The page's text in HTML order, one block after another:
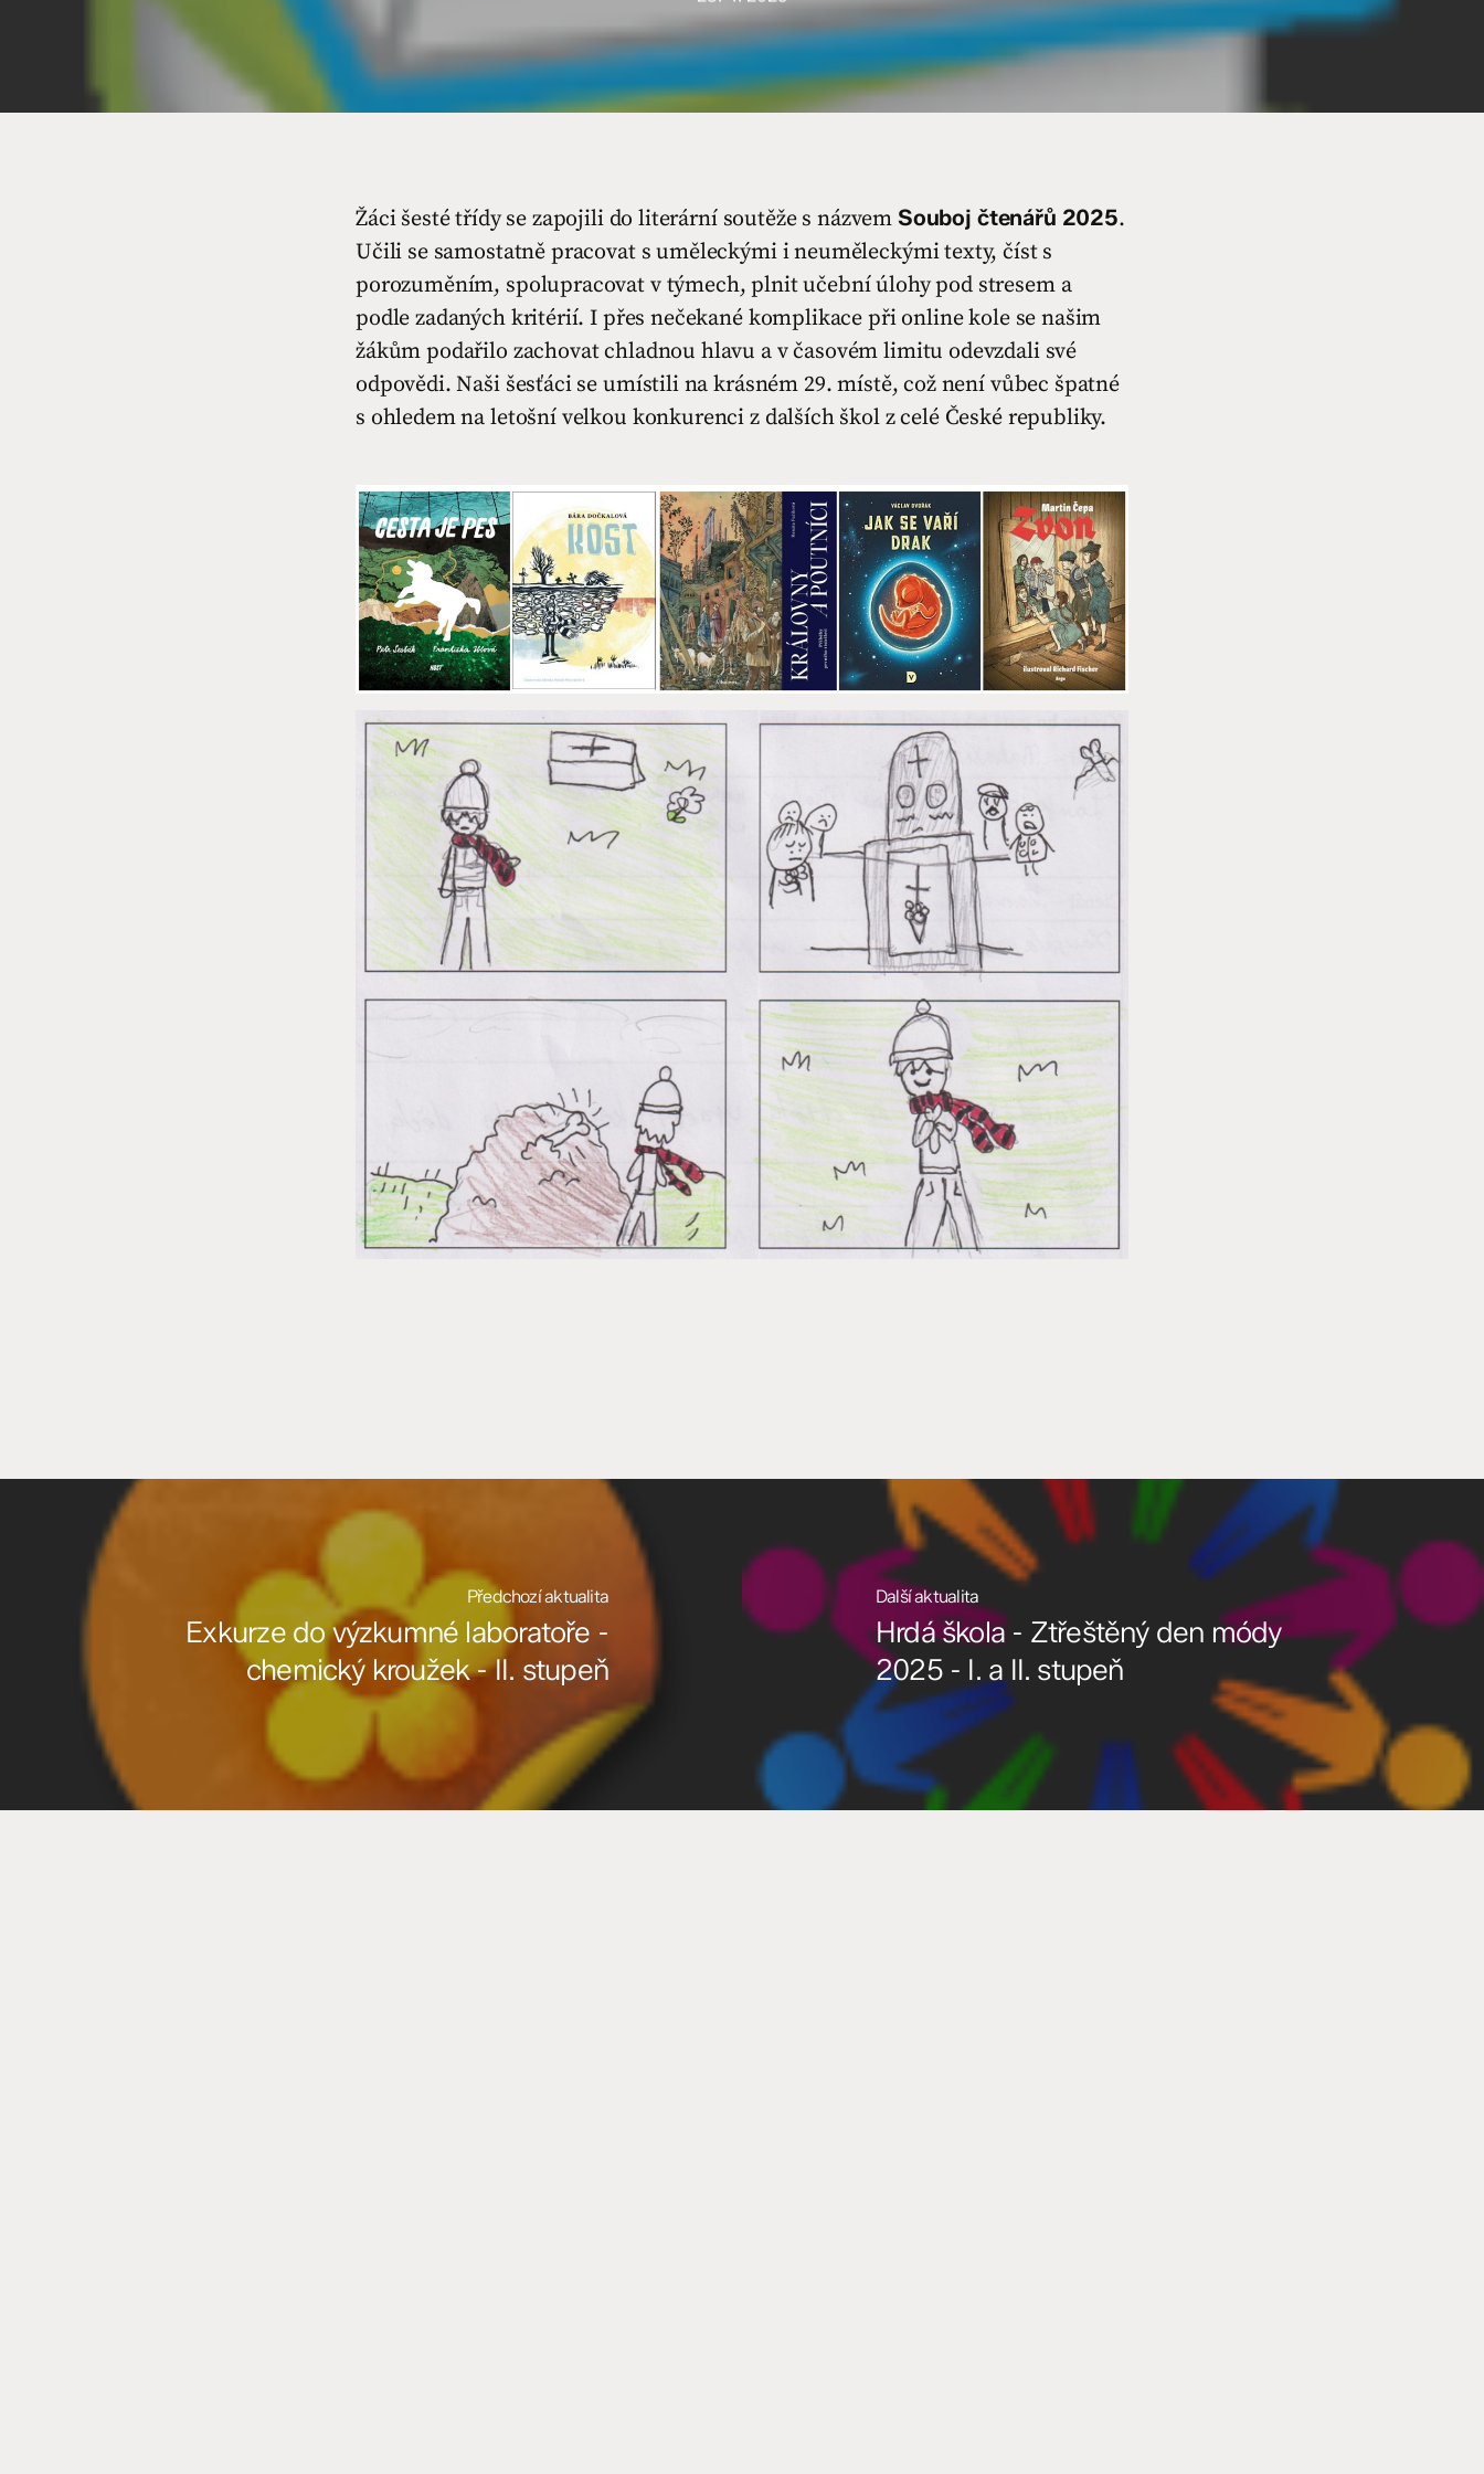
Žáci šesté třídy se zapojili do literární soutěže s názvem Souboj čtenářů 2025.
Učili se samostatně pracovat s uměleckými i neuměleckými texty, číst s
porozuměním, spolupracovat v týmech, plnit učební úlohy pod stresem a
podle zadaných kritérií. I přes nečekané komplikace při online kole se našim
žákům podařilo zachovat chladnou hlavu a v časovém limitu odevzdali své
odpovědi. Naši šesťáci se umístili na krásném 29. místě, což není vůbec špatné
s ohledem na letošní velkou konkurenci z dalších škol z celé České republiky.
Předchozí aktualita
Exkurze do výzkumné laboratoře -
chemický kroužek - II. stupeň
Další aktualita
Hrdá škola - Ztřeštěný den módy
2025 - I. a II. stupeň